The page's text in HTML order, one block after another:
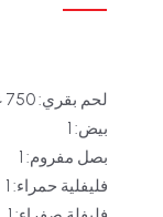
لحم بقري: 750 غرام
بيض: 1
بصل مفروم: 1
فليفلية حمراء: 1